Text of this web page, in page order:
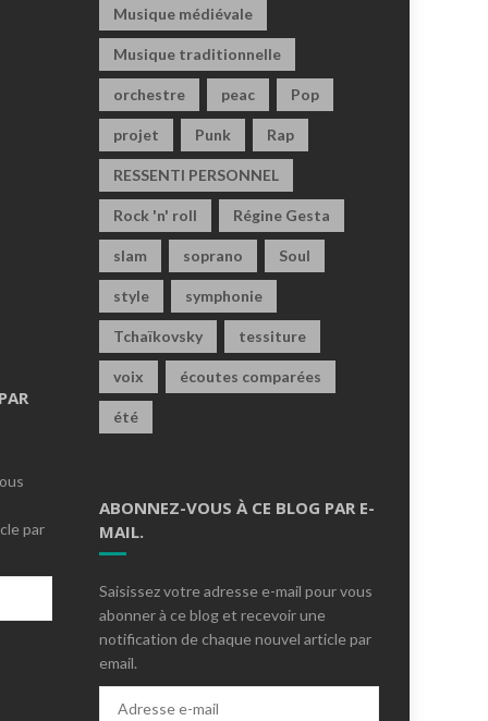
par
Musique médiévale
Musique traditionnelle
orchestre peac Pop
projet Punk Rap
RESSENTI PERSONNEL
Rock 'n' roll Régine Gesta
slam soprano Soul
style symphonie
Tchaïkovsky tessiture
voix écoutes comparées
été
ABONNEZ-VOUS À CE BLOG PAR E-
MAIL.
Saisissez votre adresse e-mail pour vous
abonner à ce blog et recevoir une
notification de chaque nouvel article par
email.